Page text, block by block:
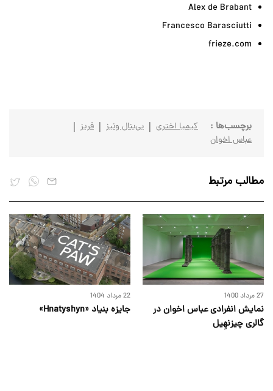
Alex de Brabant
Francesco Barasciutti
frieze.com
برچسب‌ها : کیمیا اختری بی‌ینال ونیز
فریز
عباس اخوان
مطالب مرتبط
27 مرداد 1400
نمایش انفرادی عباس اخوان در
گالری چیزنهِیل
22 مرداد 1404
جایزه بنیاد «Hnatyshyn»